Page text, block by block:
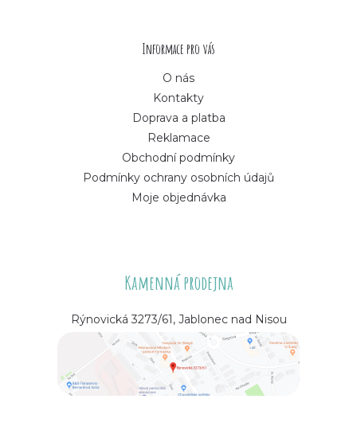
Informace pro vás
O nás
Kontakty
Doprava a platba
Reklamace
Obchodní podmínky
Podmínky ochrany osobních údajů
Moje objednávka
Kamenná prodejna
Rýnovická 3273/61, Jablonec nad Nisou